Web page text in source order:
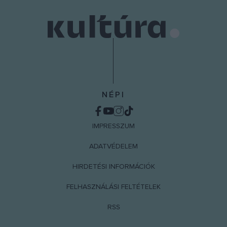
NÉPI
IMPRESSZUM
ADATVÉDELEM
HIRDETÉSI INFORMÁCIÓK
FELHASZNÁLÁSI FELTÉTELEK
RSS